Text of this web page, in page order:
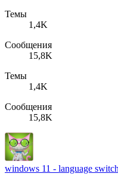
Темы
1,4K
Сообщения
15,8K
Темы
1,4K
Сообщения
15,8K
windows 11 - language